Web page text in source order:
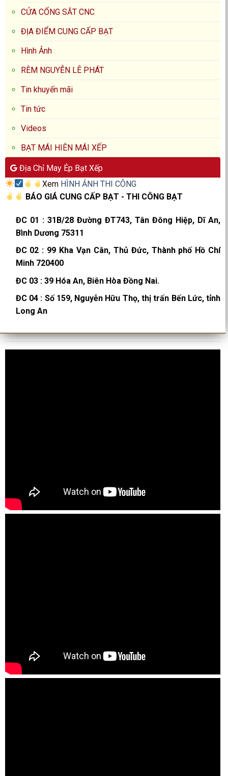
CỬA CỔNG SẮT CNC
ĐỊA ĐIỂM CUNG CẤP BẠT
Hình Ảnh
RÈM NGUYỄN LÊ PHÁT
Tin khuyến mãi
Tin tức
Videos
BẠT MÁI HIÊN MÁI XẾP
Địa Chỉ May Ép Bạt Xếp
Xem HÌNH ẢNH THI CÔNG
BÁO GIÁ CUNG CẤP BẠT - THI CÔNG BẠT
ĐC 01 :31B/28 Đường ĐT743, Tân Đông Hiệp, Dĩ An,
Bình Dương 75311
ĐC 02 : 99 Kha Vạn Cân, Thủ Đức, Thành phố Hồ Chí
Minh 720400
ĐC 03 :39 Hóa An, Biên Hòa Đồng Nai.
ĐC 04 : Số 159, Nguyễn Hữu Thọ, thị trấn Bến Lức, tỉnh
Long An